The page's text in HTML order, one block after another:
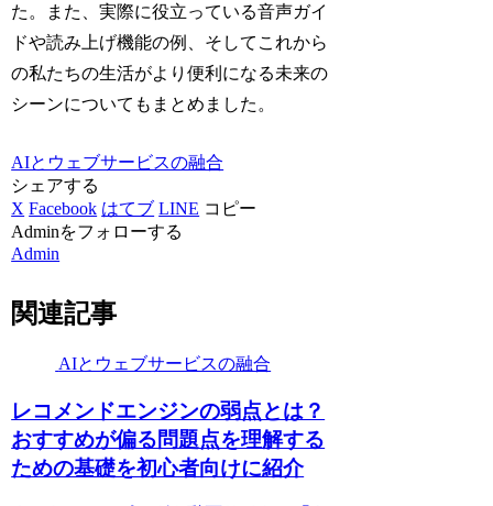
た。また、実際に役立っている音声ガイ
ドや読み上げ機能の例、そしてこれから
の私たちの生活がより便利になる未来の
シーンについてもまとめました。
AIとウェブサービスの融合
シェアする
X Facebook はてブ LINE コピー
Adminをフォローする
Admin
関連記事
AIとウェブサービスの融合
レコメンドエンジンの弱点とは？
おすすめが偏る問題点を理解する
ための基礎を初心者向けに紹介